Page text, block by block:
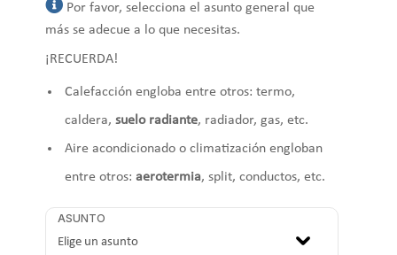
Por favor, selecciona el asunto general que
más se adecue a lo que necesitas.
¡RECUERDA!
Calefacción engloba entre otros: termo,
caldera, suelo radiante, radiador, gas, etc.
Aire acondicionado o climatización engloban
entre otros: aerotermia, split, conductos, etc.
ASUNTO